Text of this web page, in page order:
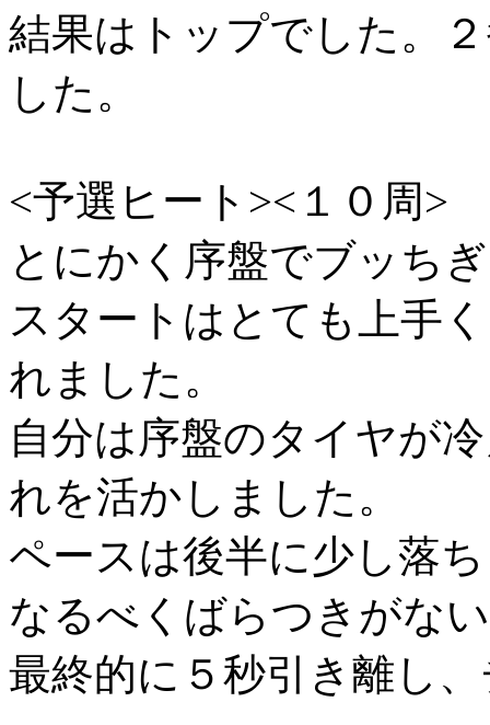
結果はトップでした。
した。
<予選ヒート><１０周>
とにかく序盤でブッち
スタートはとても上手
れました。
自分は序盤のタイヤが
れを活かしました。
ペースは後半に少し落
なるべくばらつきがな
最終的に５秒引き離し